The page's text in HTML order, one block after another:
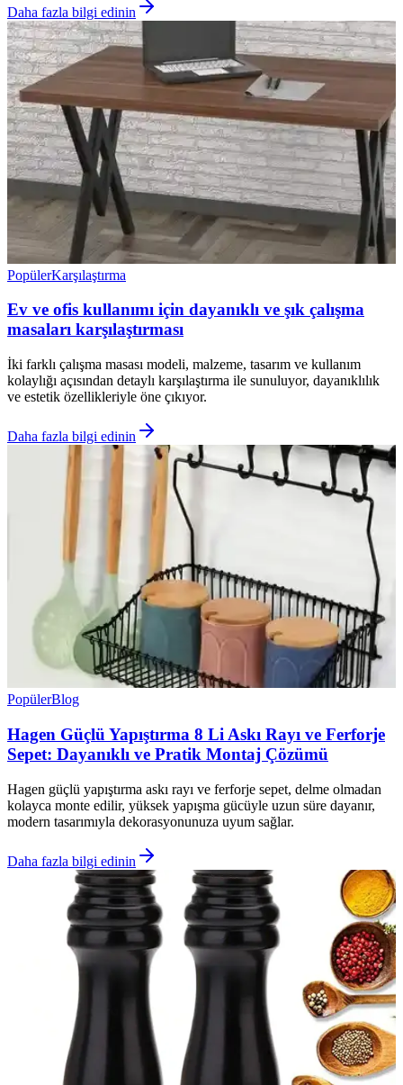
Daha fazla bilgi edinin
PopülerKarşılaştırma
Ev ve ofis kullanımı için dayanıklı ve şık çalışma
masaları karşılaştırması
İki farklı çalışma masası modeli, malzeme, tasarım ve kullanım
kolaylığı açısından detaylı karşılaştırma ile sunuluyor, dayanıklılık
ve estetik özellikleriyle öne çıkıyor.
Daha fazla bilgi edinin
PopülerBlog
Hagen Güçlü Yapıştırma 8 Li Askı Rayı ve Ferforje
Sepet: Dayanıklı ve Pratik Montaj Çözümü
Hagen güçlü yapıştırma askı rayı ve ferforje sepet, delme olmadan
kolayca monte edilir, yüksek yapışma gücüyle uzun süre dayanır,
modern tasarımıyla dekorasyonunuza uyum sağlar.
Daha fazla bilgi edinin